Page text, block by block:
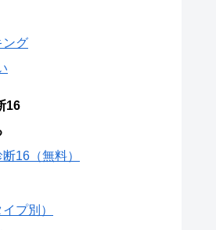
ング
16
16（無料）
プ別）